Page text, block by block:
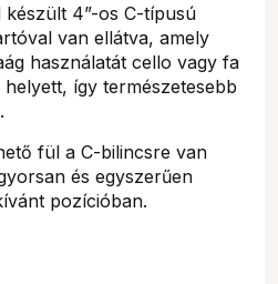
4”-os C-típusú
van ellátva, amely
használatát cello vagy fa
így természetesebb
fül a C-bilincsre van
és egyszerűen
pozícióban.